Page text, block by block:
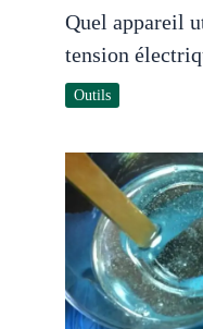
Quel appareil
tension
Outils